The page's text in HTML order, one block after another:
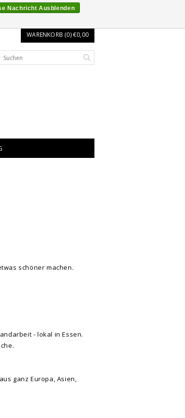
WARENKORB (0) €0,00
schöner machen.
- lokal in Essen.
ganz Europa, Asien,
Nachricht Ausblenden